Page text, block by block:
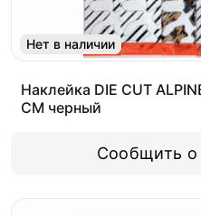
Нет в наличии
Наклейка DIE CUT
CM черный
Сообщить о